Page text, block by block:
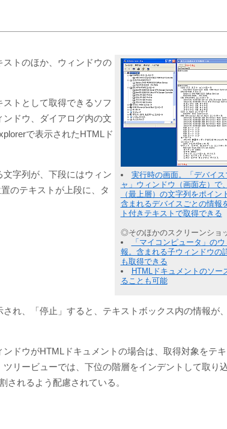
実行時の画面。「デバイス
ャ」ウィンドウ（画面左）で
（最上層）の文字列をポイン
含まれるデバイスごとの情報
ト付きテキストで取得できる
◎そのほかのスクリーンショ
「マイコンピュータ」の
報。含まれる子ウィンドウの
も取得できる
HTMLドキュメントのソー
ることも可能
トのほか、ウィンドウの
トとして取得できるソフ
ドウ、ダイアログ内の文
で表示されたHTMLド
字列が、下段にはウィン
のテキストが上段に、タ
れ、「停止」すると、テキストボックス内の情報が
ドウがHTMLドキュメントの場合は、取得対象をテ
リービューでは、下位の階層をインデントして取り
れるよう配慮されている。